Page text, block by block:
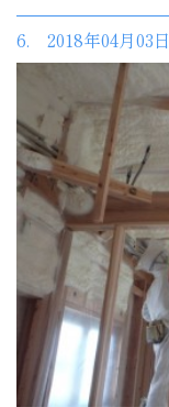
6. 2018年04月03日